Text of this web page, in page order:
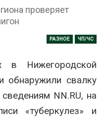
проверяет
РАЗНОЕ ЧП/ЧС
в Нижегородской
обнаружили свалку
NN.RU, на
«туберкулез» и